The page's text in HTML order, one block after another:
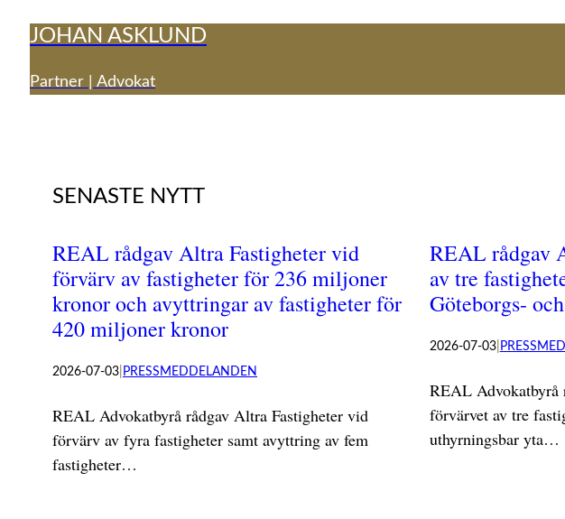
JOHAN ASKLUND
Partner | Advokat
SENASTE NYTT
REAL rådgav Altra Fastigheter vid
förvärv av fastigheter för 236 miljoner
kronor och avyttringar av fastigheter för
420 miljoner kronor
2026-07-03 PRESSMEDDELANDEN
REAL Advokatbyrå rådgav Altra Fastigheter vid
förvärv av fyra fastigheter samt avyttring av fem
fastigheter…
REAL rådgav
av tre
Göteborgs-
2026-07-03|
REAL Advokatbyrå
förvärvet av tre
uthyrningsbar yta…